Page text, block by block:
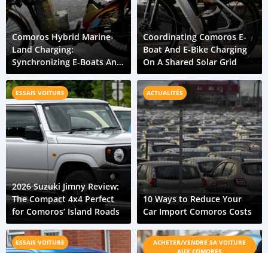
Comoros Hybrid Marine-
Land Charging:
Synchronizing E-Boats And
E-Bikes
Coordinating Comoros E-
Boat And E-Bike Charging
On A Shared Solar Grid
ESSAIS VOITURE
2026 Suzuki Jimny Review:
The Compact 4x4 Perfect
for Comoros’ Island Roads
ACTUALITÉS
10 Ways to Reduce Your
Car Import Comoros Costs
ESSAIS VOITURE
ACHETER/VENDRE SA VOITURE
AUX COMORES